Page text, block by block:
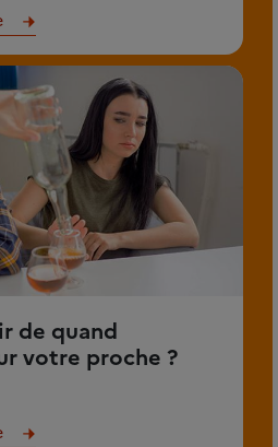
de quand
votre proche ?